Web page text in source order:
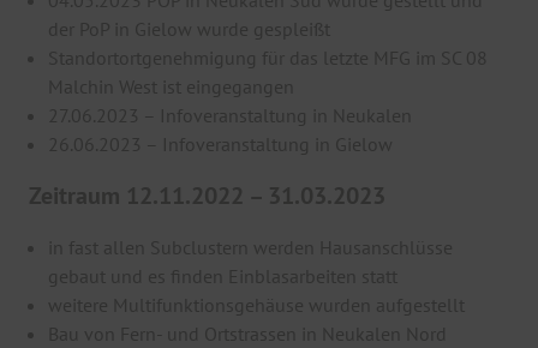
der PoP in Gielow wurde gespleißt
Standortortgenehmigung für das letzte MFG im SC 08
Malchin West ist eingegangen
27.06.2023 – Infoveranstaltung in Neukalen
26.06.2023 – Infoveranstaltung in Gielow
Zeitraum 12.11.2022 – 31.03.2023
in fast allen Subclustern werden Hausanschlüsse
gebaut und es finden Einblasarbeiten statt
weitere Multifunktionsgehäuse wurden aufgestellt
Bau von Fern- und Ortstrassen in Neukalen Nord